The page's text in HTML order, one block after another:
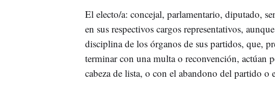
El electo/a: concejal, parlamentario, diputado,
en sus respectivos cargos representativos,
disciplina de los órganos de sus partidos, que,
terminar con una multa o reconvención, actúan
cabeza de lista, o con el abandono del partido o